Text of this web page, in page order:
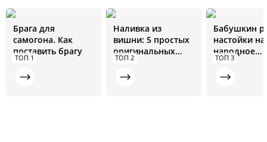
ТОП 1
Брага для
самогона. Как
поставить брагу
ТОП 2
Наливка из
вишни: 5 простых
оригинальных
рецептов
ТОП 3
Бабушкин
настойки
народное
средство от
болезней